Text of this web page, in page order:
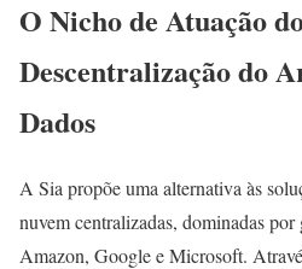
O Nicho de Atuação
Descentralização do
Dados
A Sia propõe uma alternativa às
nuvem centralizadas, dominadas
Amazon, Google e Microsoft.